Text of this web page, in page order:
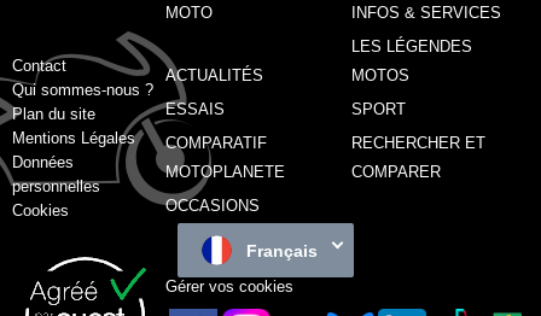
Contact
Qui sommes-nous ?
Plan du site
Mentions Légales
Données
personnelles
Cookies
MOTO
INFOS & SERVICES
ACTUALITÉS
LES LÉGENDES
MOTOS
ESSAIS
SPORT
COMPARATIF
MOTOPLANETE
RECHERCHER ET
COMPARER
OCCASIONS
Français
Gérer vos cookies